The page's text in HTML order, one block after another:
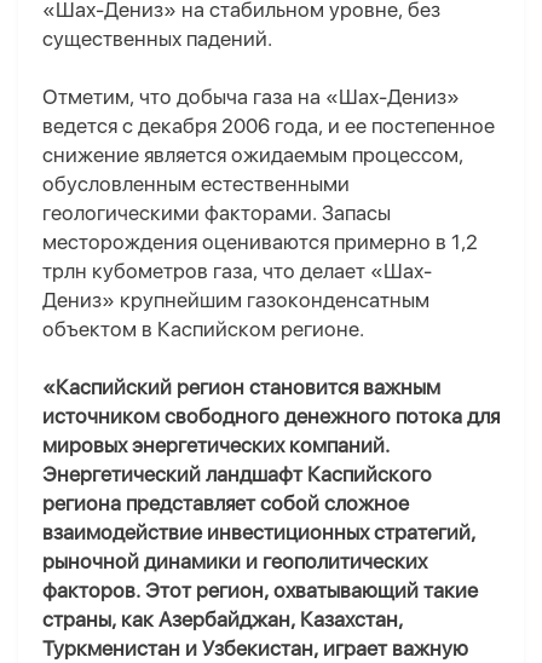
«Шах-Дениз» на стабильном уровне, без
существенных падений.
Отметим, что добыча газа на «Шах-Дениз»
ведется с декабря 2006 года, и ее постепенное
снижение является ожидаемым процессом,
обусловленным естественными
геологическими факторами. Запасы
месторождения оцениваются примерно в 1,2
трлн кубометров газа, что делает «Шах-
Дениз» крупнейшим газоконденсатным
объектом в Каспийском регионе.
«Каспийский регион становится важным
источником свободного денежного потока для
мировых энергетических компаний.
Энергетический ландшафт Каспийского
региона представляет собой сложное
взаимодействие инвестиционных стратегий,
рыночной динамики и геополитических
факторов. Этот регион, охватывающий такие
страны, как Азербайджан, Казахстан,
Туркменистан и Узбекистан, играет важную